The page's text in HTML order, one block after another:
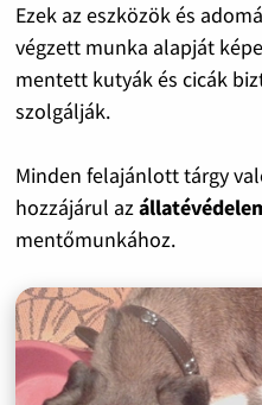
Ezek az eszközök és
végzett munka alapját
mentett kutyák és cicák
szolgálják.
Minden felajánlott tárgy
hozzájárul az
mentőmunkához.